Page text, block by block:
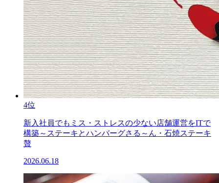
4位
新入社員でもミス・ストレスの少ない店舗運営をITで
構築～ステーキとハンバーグさる～ん・石焼ステーキ
贅
2026.06.18